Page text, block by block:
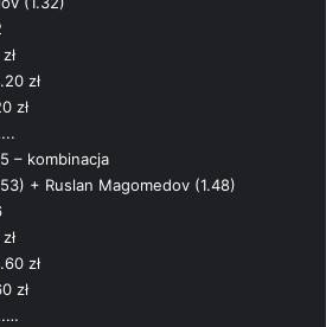
zł
zł
– kombinacja
+ Ruslan Magomedov (1.48)
zł
zł